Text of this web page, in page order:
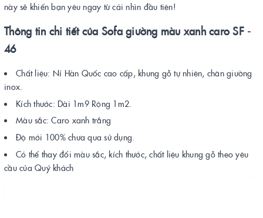
này sẽ khiến bạn yêu ngay từ cái nhìn đầu tiên!
Thông tin chi tiết của Sofa giường màu xanh caro SF -
46
Chất liệu: Nỉ Hàn Quốc cao cấp, khung gỗ tự nhiên, chân giường
inox.
Kích thước: Dài 1m9 Rộng 1m2.
Màu sắc: Caro xanh trắng
Độ mới 100% chưa qua sử dụng.
Có thể thay đổi màu sắc, kích thước, chất liệu khung gỗ theo yêu
cầu của Quý khách